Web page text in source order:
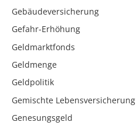
Gebäudeversicherung
Gefahr-Erhöhung
Geldmarktfonds
Geldmenge
Geldpolitik
Gemischte Lebensversicherung
Genesungsgeld